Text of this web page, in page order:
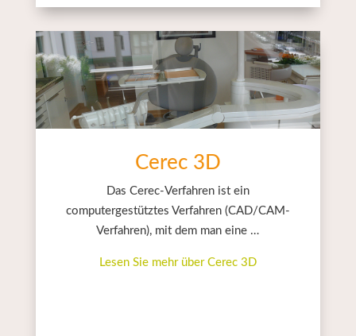
Cerec 3D
Das Cerec-Verfahren ist ein
computergestütztes Verfahren (CAD/CAM-
Verfahren), mit dem man eine …
Lesen Sie mehr über Cerec 3D